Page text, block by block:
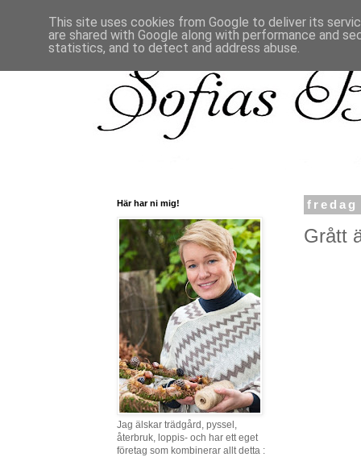
fredag
Grått
Här har ni mig!
Jag älskar trädgård, pyssel,
återbruk, loppis- och har ett eget
företag som kombinerar allt detta :
This site uses cookies from Google to deliver its
are shared with Google along with performance and
statistics, and to detect and address abuse.